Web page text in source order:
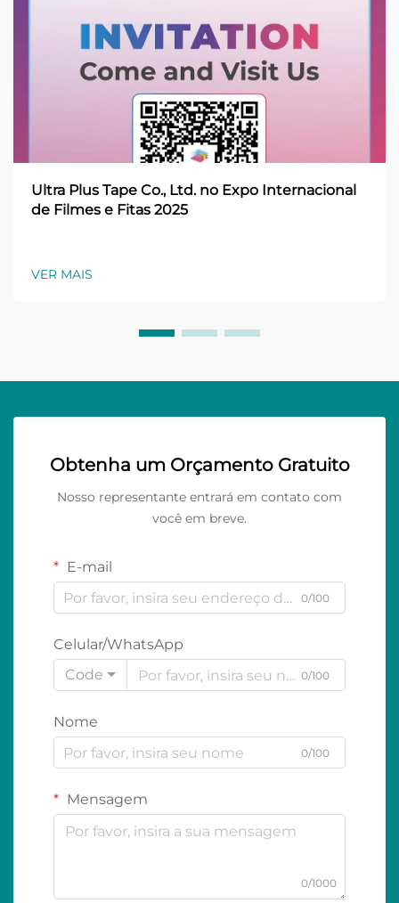
Ultra Plus Tape Co., Ltd. no Expo Internacional
de Filmes e Fitas 2025
VER MAIS
Obtenha um Orçamento Gratuito
Nosso representante entrará em contato com
você em breve.
E-mail
0/100
Celular/WhatsApp
Code
0/100
Nome
0/100
Mensagem
0/1000